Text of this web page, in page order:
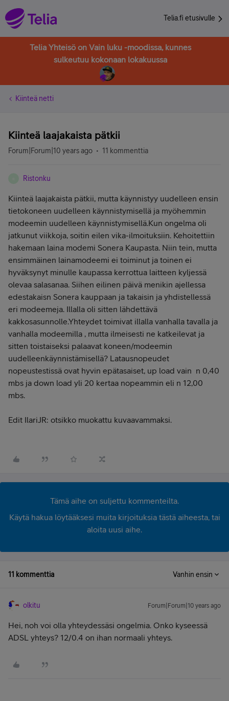
Telia.fi etusivulle
Telia Yhteisö on Vain luku -moodissa, kunnes
sulkeutuu kokonaan lokakuussa
Kiinteä netti
Kiinteä laajakaista pätkii
Forum|Forum|10 years ago 11 kommenttia
Ristonku
Kiinteä laajakaista pätkii, mutta käynnistyy uudelleen ensin
tietokoneen uudelleen käynnistymisellä ja myöhemmin
modeemin uudelleen käynnistymisellä.Kun ongelma oli
jatkunut viikkoja, soitin eilen vika-ilmoituksiin. Kehoitettiin
hakemaan laina modemi Sonera Kaupasta. Niin tein, mutta
ensimmäinen lainamodeemi ei toiminut ja toinen ei
hyväksynyt minulle kaupassa kerrottua laitteen kyljessä
olevaa salasanaa. Siihen eilinen päivä menikin ajellessa
edestakaisn Sonera kauppaan ja takaisin ja yhdistellessä
eri modeemeja. Illalla oli sitten lähdettävä
kakkosasunnolle.Yhteydet toimivat illalla vanhalla tavalla ja
vanhalla modeemilla , mutta ilmeisesti ne katkeilevat ja
sitten toistaiseksi palaavat koneen/modeemin
uudelleenkäynnistämisellä? Latausnopeudet
nopeustestissä ovat hyvin epätasaiset, up load vain n 0,40
mbs ja down load yli 20 kertaa nopeammin eli n 12,00
mbs.
Edit IlariJR: otsikko muokattu kuvaavammaksi.
Tämä aihe on suljettu kommenteilta.
Käytä hakua löytääksesi muita kirjoituksia tästä aiheesta, tai
aloita uusi aihe.
11 kommenttia Vanhin ensin
olkitu Forum|Forum|10 years ago
Hei, noh voi olla yhteydessäsi ongelmia. Onko kyseessä
ADSL yhteys? 12/0.4 on ihan normaali yhteys.